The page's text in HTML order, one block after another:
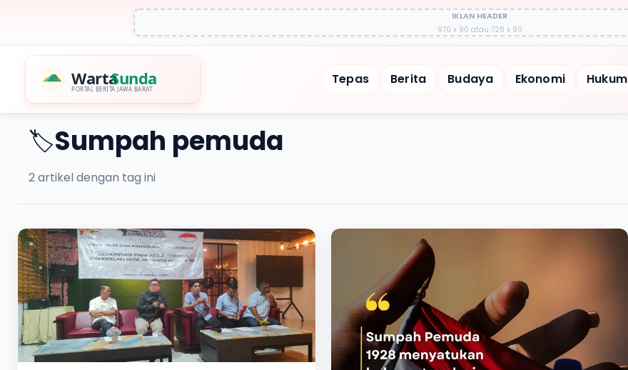
IKLAN HEADER
970 x 90 atau 728 x 90
WartaSunda
PORTAL BERITA JAWA BARAT
Tepas Berita Budaya Ekonomi Hukum
🏷️Sumpah pemuda
2artikel dengan tag ini